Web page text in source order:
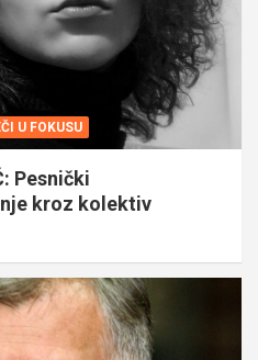
U FOKUSU
Pesnički
kroz kolektiv